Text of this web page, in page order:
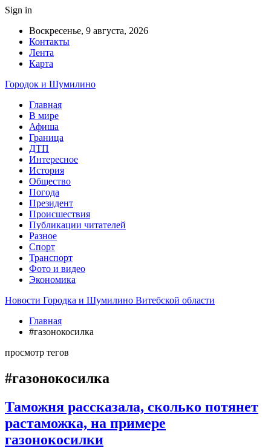
Sign in
Воскресенье, 9 августа, 2026
Контакты
Лента
Карта
Городок и Шумилино
Главная
В мире
Афиша
Граница
ДТП
Интересное
История
Общество
Погода
Президент
Происшествия
Публикации читателей
Разное
Спорт
Транспорт
Фото и видео
Экономика
Новости Городка и Шумилино Витебской области
Главная
#газонокосилка
просмотр тегов
#газонокосилка
Таможня рассказала, сколько потянет
растаможка, на примере
газонокосилки